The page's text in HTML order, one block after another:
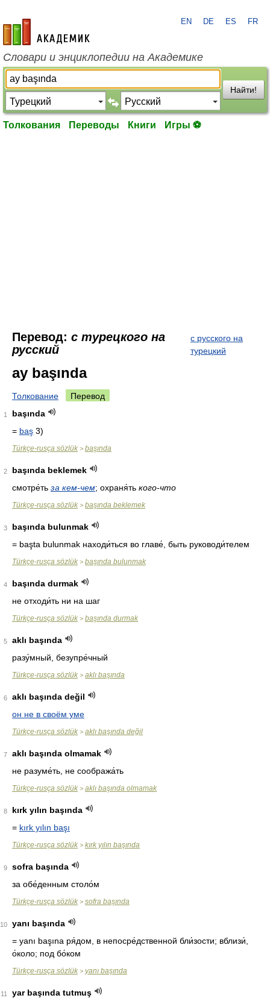
academic.ru
EN DE ES FR
Словари и энциклопедии на Академике
Найти!
Толкования Переводы Книги Игры ⚽
Перевод: с турецкого на
русский
с русского на
турецкий
ay başında
Толкование Перевод
1
başında
= baş 3)
Türkçe-rusça sözlük > başında
2
başında beklemek
смотре́ть за кем-чем; охраня́ть кого-что
Türkçe-rusça sözlük > başında beklemek
3
başında bulunmak
= başta bulunmak находи́ться во главе́, быть руководи́телем
Türkçe-rusça sözlük > başında bulunmak
4
başında durmak
не отходи́ть ни на шаг
Türkçe-rusça sözlük > başında durmak
5
aklı başında
разу́мный, безупре́чный
Türkçe-rusça sözlük > aklı başında
6
aklı başında değil
он не в своём уме
Türkçe-rusça sözlük > aklı başında değil
7
aklı başında olmamak
не разуме́ть, не сообража́ть
Türkçe-rusça sözlük > aklı başında olmamak
8
kırk yılın başında
= kırk yılın başı
Türkçe-rusça sözlük > kırk yılın başında
9
sofra başında
за обе́денным столо́м
Türkçe-rusça sözlük > sofra başında
10
yanı başında
= yanı başına ря́дом, в непосре́дственной бли́зости; вблизи́,
о́коло; под бо́ком
Türkçe-rusça sözlük > yanı başında
11
yar başında tutmuş